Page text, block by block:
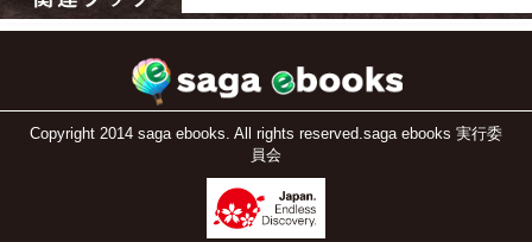
Copyright 2014 saga ebooks. All rights reserved.saga ebooks 実行委
員会
saga ebooksとは
よくある質問